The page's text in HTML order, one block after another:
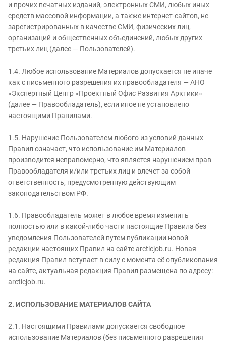
и прочих печатных изданий, электронных СМИ, любых иных
средств массовой информации, а также интернет-сайтов, не
зарегистрированных в качестве СМИ, физических лиц,
организаций и общественных объединений, любых других
третьих лиц (далее — Пользователей).
1.4. Любое использование Материалов допускается не иначе
как с письменного разрешения их правообладателя — АНО
«Экспертный Центр «Проектный Офис Развития Арктики»
(далее — Правообладатель), если иное не установлено
настоящими Правилами.
1.5. Нарушение Пользователем любого из условий данных
Правил означает, что использование им Материалов
производится неправомерно, что является нарушением прав
Правообладателя и/или третьих лиц и влечет за собой
ответственность, предусмотренную действующим
законодательством РФ.
1.6. Правообладатель может в любое время изменить
полностью или в какой-либо части настоящие Правила без
уведомления Пользователей путем публикации новой
редакции настоящих Правил на сайте arcticjob.ru. Новая
редакция Правил вступает в силу с момента её опубликования
на сайте, актуальная редакция Правил размещена по адресу:
arcticjob.ru.
2. ИСПОЛЬЗОВАНИЕ МАТЕРИАЛОВ САЙТА
2.1. Настоящими Правилами допускается свободное
использование Материалов (без письменного разрешения